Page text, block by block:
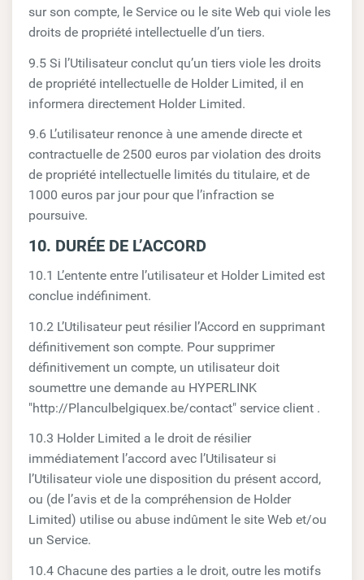
sur son compte, le Service ou le site Web qui viole les
droits de propriété intellectuelle d’un tiers.
9.5 Si l’Utilisateur conclut qu’un tiers viole les droits
de propriété intellectuelle de Holder Limited, il en
informera directement Holder Limited.
9.6 L’utilisateur renonce à une amende directe et
contractuelle de 2500 euros par violation des droits
de propriété intellectuelle limités du titulaire, et de
1000 euros par jour pour que l’infraction se
poursuive.
10. DURÉE DE L’ACCORD
10.1 L’entente entre l’utilisateur et Holder Limited est
conclue indéfiniment.
10.2 L’Utilisateur peut résilier l’Accord en supprimant
définitivement son compte. Pour supprimer
définitivement un compte, un utilisateur doit
soumettre une demande au HYPERLINK
"http://Planculbelgiquex.be/contact" service client .
10.3 Holder Limited a le droit de résilier
immédiatement l’accord avec l’Utilisateur si
l’Utilisateur viole une disposition du présent accord,
ou (de l’avis et de la compréhension de Holder
Limited) utilise ou abuse indûment le site Web et/ou
un Service.
10.4 Chacune des parties a le droit, outre les motifs